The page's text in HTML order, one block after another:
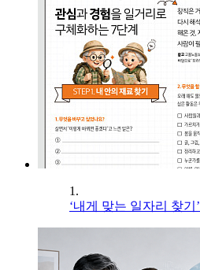
1.
‘내게 맞는 일자리 찾기